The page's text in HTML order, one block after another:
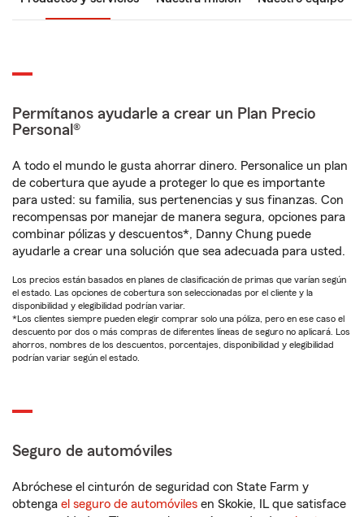
Permítanos ayudarle a crear un Plan Precio
Personal®
A todo el mundo le gusta ahorrar dinero. Personalice un plan
de cobertura que ayude a proteger lo que es importante
para usted: su familia, sus pertenencias y sus finanzas. Con
recompensas por manejar de manera segura, opciones para
combinar pólizas y descuentos*, Danny Chung puede
ayudarle a crear una solución que sea adecuada para usted.
Los precios están basados en planes de clasificación de primas que varían según
el estado. Las opciones de cobertura son seleccionadas por el cliente y la
disponibilidad y elegibilidad podrían variar.
*Los clientes siempre pueden elegir comprar solo una póliza, pero en ese caso el
descuento por dos o más compras de diferentes líneas de seguro no aplicará. Los
ahorros, nombres de los descuentos, porcentajes, disponibilidad y elegibilidad
podrían variar según el estado.
Seguro de automóviles
Abróchese el cinturón de seguridad con State Farm y
obtenga el seguro de automóviles en Skokie, IL que satisface